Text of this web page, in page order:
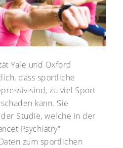
Yale und Oxford
dass sportliche
sind, zu viel Sport
kann. Sie
Studie, welche in der
Psychiatry“
zum sportlichen